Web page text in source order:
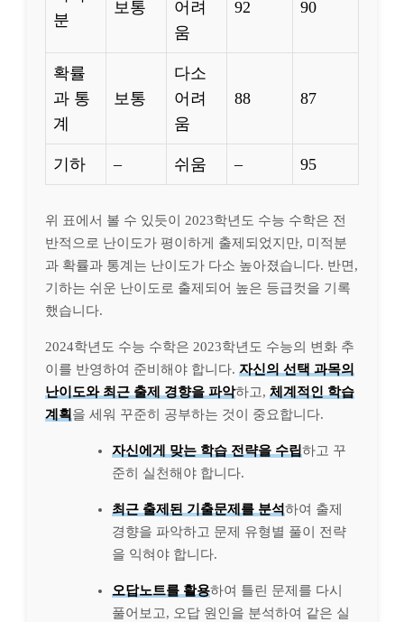
분
보통
어려
움
92 90
확률
과 통
계
보통
다소
어려
움
88 87
기하 – 쉬움 – 95
위 표에서 볼 수 있듯이 2023학년도 수능 수학은 전
반적으로 난이도가 평이하게 출제되었지만, 미적분
과 확률과 통계는 난이도가 다소 높아졌습니다. 반면,
기하는 쉬운 난이도로 출제되어 높은 등급컷을 기록
했습니다.
2024학년도 수능 수학은 2023학년도 수능의 변화 추
이를 반영하여 준비해야 합니다. 자신의 선택 과목의
난이도와 최근 출제 경향을 파악하고, 체계적인 학습
계획을 세워 꾸준히 공부하는 것이 중요합니다.
자신에게 맞는 학습 전략을 수립하고 꾸
준히 실천해야 합니다.
최근 출제된 기출문제를 분석하여 출제
경향을 파악하고 문제 유형별 풀이 전략
을 익혀야 합니다.
오답노트를 활용하여 틀린 문제를 다시
풀어보고, 오답 원인을 분석하여 같은 실